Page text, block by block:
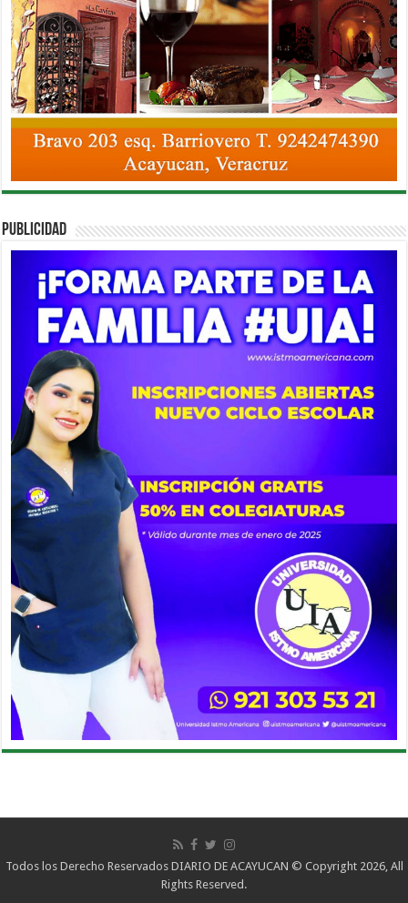
PUBLICIDAD
Todos los Derecho Reservados DIARIO DE ACAYUCAN © Copyright 2026, All
Rights Reserved.